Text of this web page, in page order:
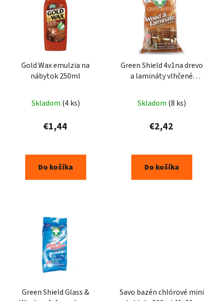
Gold Wax emulzia na
nábytok 250ml
Skladom (4 ks)
€1,44
Do košíka
Green Shield 4v1na drevo
a lamináty vlhčené
Skladom (8 ks)
€2,42
Do košíka
Green Shield Glass &
Savo bazén chlórové mini